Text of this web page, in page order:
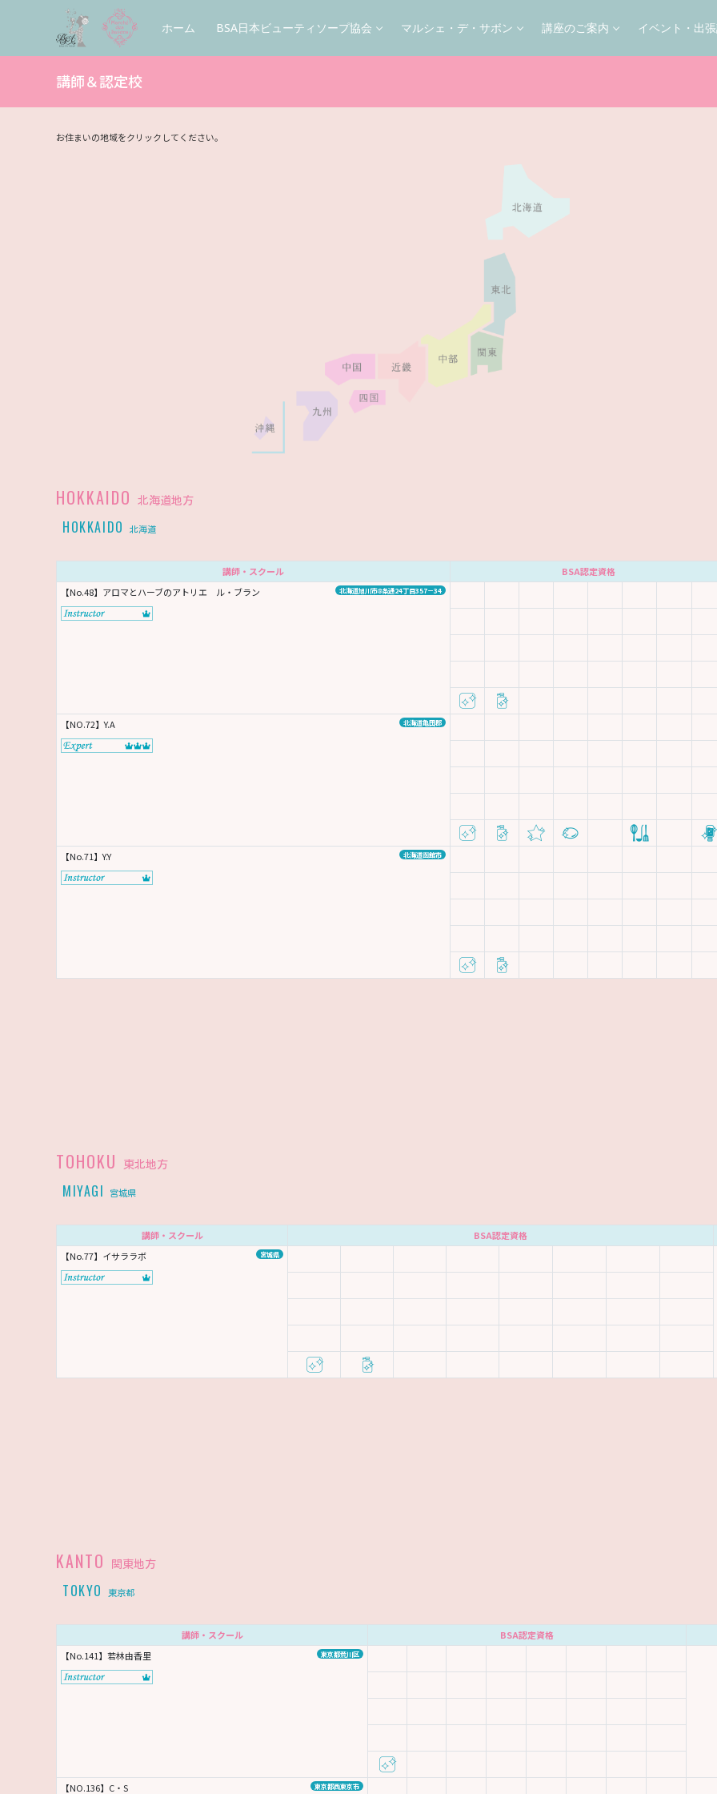
ホーム BSA日本ビューティソープ協会 マルシェ・デ・サボン 講座のご案内 イベント・出
講師＆認定校
お住まいの地域をクリックしてください。
HOKKAIDO 北海道地方
HOKKAIDO 北海道
講師・スクール
BSA認定資格
【No.48】アロマとハーブのアトリエ ル・ブラン
北海道旭川市8条通24丁目357－34
【NO.72】Y.A 北海道亀田郡
【No.71】Y.Y 北海道函館市
TOHOKU 東北地方
MIYAGI 宮城県
講師・スクール
BSA認定資格
【No.77】イサララボ
宮城県
KANTO 関東地方
TOKYO 東京都
講師・スクール BSA認定資格
【No.141】若林由香里
東京都荒川区
【NO.136】C・S 東京都西東京市